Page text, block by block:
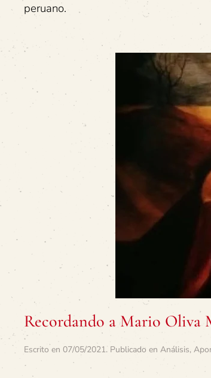
peruano.
Recordando a Mario Oliva
Escrito en 07/05/2021. Publicado en Análisis,